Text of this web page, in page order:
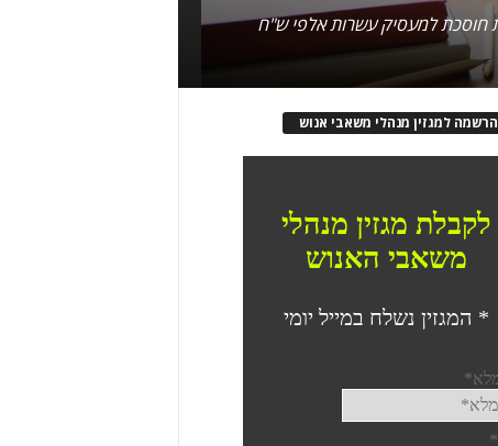
הרשמה למגזין מנהלי משאבי אנוש